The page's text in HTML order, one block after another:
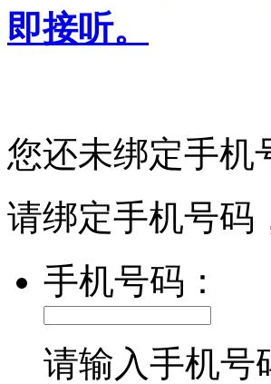
即接听。
您还未绑定手机
请绑定手机号码
手机号码：
请输入手机号